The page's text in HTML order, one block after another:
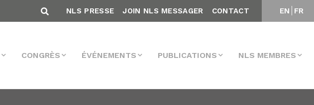
EN FR
NLS PRESSE JOIN NLS MESSAGER CONTACT
CONGRÈS ÉVÉNEMENTS PUBLICATIONS NLS MEMBRES